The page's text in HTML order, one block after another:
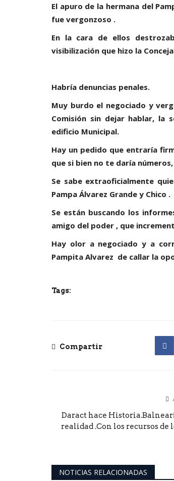
El apuro de la hermana del
fue vergonzoso .
En la cara de ellos
visibilización que hizo la
Habría denuncias penales.
Muy burdo el negociado y
Comisión sin dejar hablar, la
edificio Municipal.
Hay un pedido que entraría
que si bien no te daría
Se sabe extraoficialmente
Pampa Álvarez Grande y Chico .
Se están buscando los
amigo del poder , que
Hay olor a negociado y a
Pampita Alvarez de callar la
Tags:
Compartir
Daract hace
realidad .Con los recursos de
NOTICIAS RELACIONADAS
Política San Luis
Histórico: San
La Organización hizo el